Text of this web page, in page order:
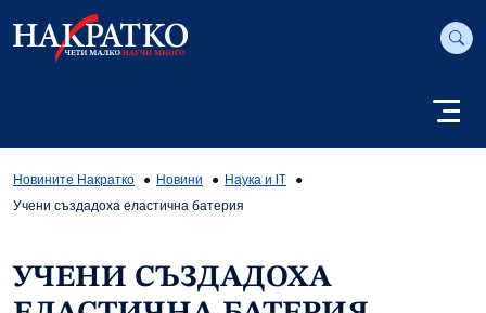
Новините Накратко Новини
Наука и IT
Учени създадоха еластична батерия
УЧЕНИ СЪЗДАДОХА